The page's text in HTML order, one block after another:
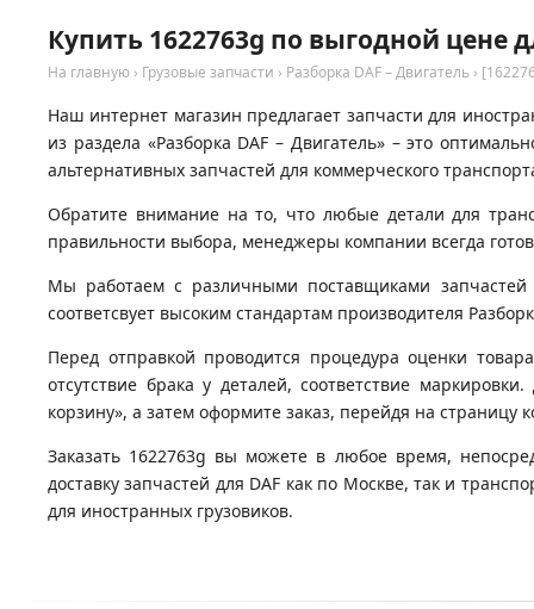
Купить 1622763g по выгодной цене
На главную › Грузовые запчасти › Разборка DAF – Двигатель ›
Наш интернет магазин предлагает запчасти для
из раздела «Разборка DAF – Двигатель» – это
альтернативных запчастей для коммерческого
Обратите внимание на то, что любые детали для
правильности выбора, менеджеры компании всегда
Мы работаем с различными поставщиками запчастей
соответсвует высоким стандартам производителя
Перед отправкой проводится процедура оценки
отсутствие брака у деталей, соответствие
корзину», а затем оформите заказ, перейдя на страницу
Заказать 1622763g вы можете в любое время,
доставку запчастей для DAF как по Москве, так и
для иностранных грузовиков.